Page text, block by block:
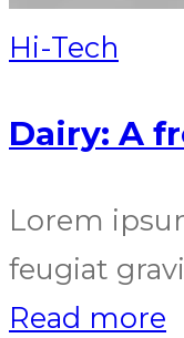
Hi-Tech
Dairy: A
Lorem
feugiat
Read more